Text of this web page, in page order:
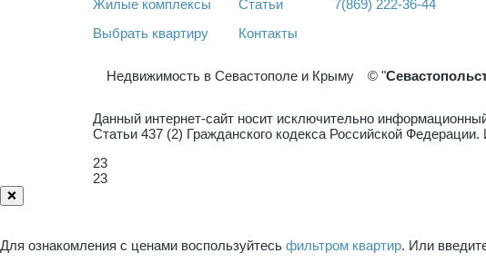
Жилые комплексы
Выбрать квартиру
Статьи
Контакты
7(869) 222-36-44
© "
Недвижимость в Севастополе и Крыму
Данный интернет-сайт носит исключительно
Статьи 437 (2) Гражданского кодекса Российской
23
23
❌
Для ознакомления с ценами воспользуйтесь фильтром квартир. Или